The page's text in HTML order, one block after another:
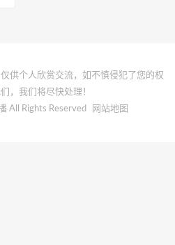
供个人欣赏交流，如不慎侵犯了您的权
，我们将尽快处理！
All Rights Reserved 网站地图